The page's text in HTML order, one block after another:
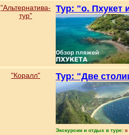
"Альтернатива-
тур"
Тур: "о. Пхукет
"Коралл" Тур: "Две
Экскурсии и отдых в туре: в